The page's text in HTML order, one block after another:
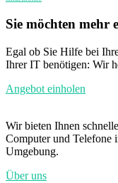
Sie möchten mehr
Egal ob Sie Hilfe bei
Ihrer IT benötigen: Wir
Angebot einholen
Wir bieten Ihnen
Computer und Telefone
Umgebung.
Über uns